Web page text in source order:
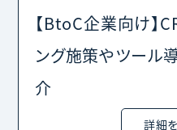
【BtoC企業向け】
ング施策やツール
介
詳細